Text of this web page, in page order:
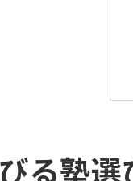
る塾